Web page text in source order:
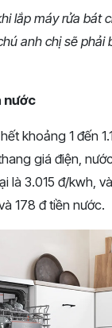
lắp máy rửa bát
anh chị sẽ phải
nước
khoảng 1 đến
giá điện,
là 3.015 đ/kwh,
178 đ tiền nước.